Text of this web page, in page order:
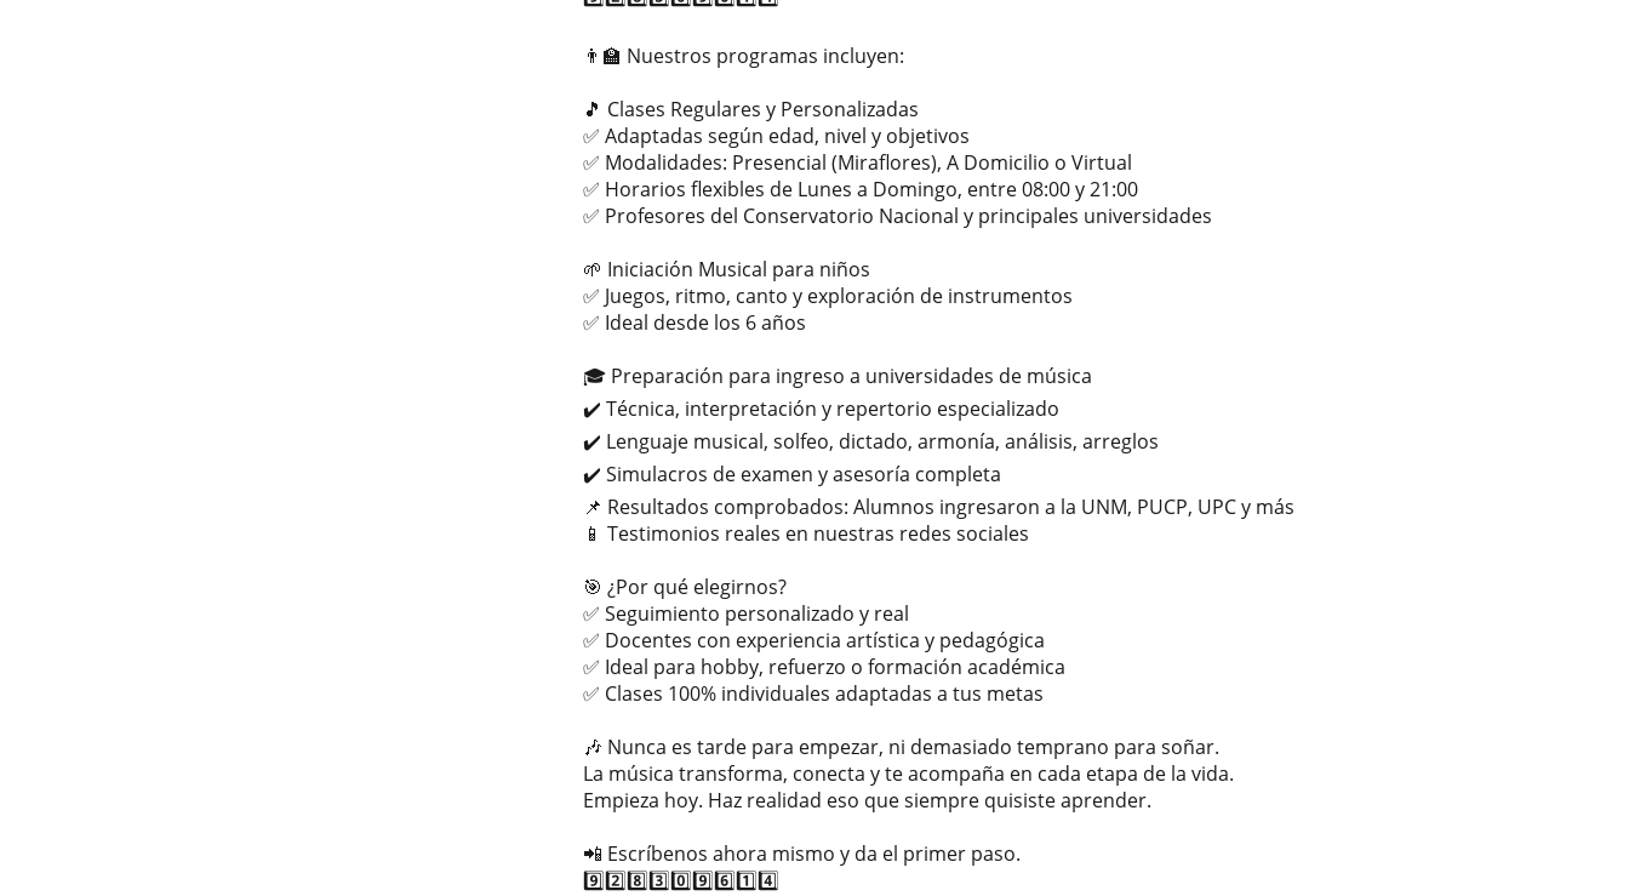
👨‍🏫 Nuestros programas incluyen:
🎵 Clases Regulares y Personalizadas
✅ Adaptadas según edad, nivel y objetivos
✅ Modalidades: Presencial (Miraflores), A Domicilio o Virtual
✅ Horarios flexibles de Lunes a Domingo, entre 08:00 y 21:00
✅ Profesores del Conservatorio Nacional y principales universidades
🌱 Iniciación Musical para niños
✅ Juegos, ritmo, canto y exploración de instrumentos
✅ Ideal desde los 6 años
🎓 Preparación para ingreso a universidades de música
✔️ Técnica, interpretación y repertorio especializado
✔️ Lenguaje musical, solfeo, dictado, armonía, análisis, arreglos
✔️ Simulacros de examen y asesoría completa
📌 Resultados comprobados: Alumnos ingresaron a la UNM, PUCP, UPC y más
📱 Testimonios reales en nuestras redes sociales
🎯 ¿Por qué elegirnos?
✅ Seguimiento personalizado y real
✅ Docentes con experiencia artística y pedagógica
✅ Ideal para hobby, refuerzo o formación académica
✅ Clases 100% individuales adaptadas a tus metas
🎶 Nunca es tarde para empezar, ni demasiado temprano para soñar.
La música transforma, conecta y te acompaña en cada etapa de la vida.
Empieza hoy. Haz realidad eso que siempre quisiste aprender.
📲 Escríbenos ahora mismo y da el primer paso.
9️⃣2️⃣8️⃣3️⃣0️⃣9️⃣6️⃣1️⃣4️⃣